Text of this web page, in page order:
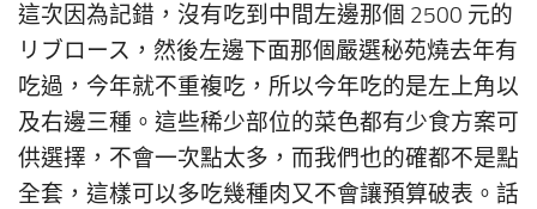
這次因為記錯，沒有吃到中間左邊那個 2500 元的
リブロース，然後左邊下面那個嚴選秘苑燒去年有
吃過，今年就不重複吃，所以今年吃的是左上角以
及右邊三種。這些稀少部位的菜色都有少食方案可
供選擇，不會一次點太多，而我們也的確都不是點
全套，這樣可以多吃幾種肉又不會讓預算破表。話